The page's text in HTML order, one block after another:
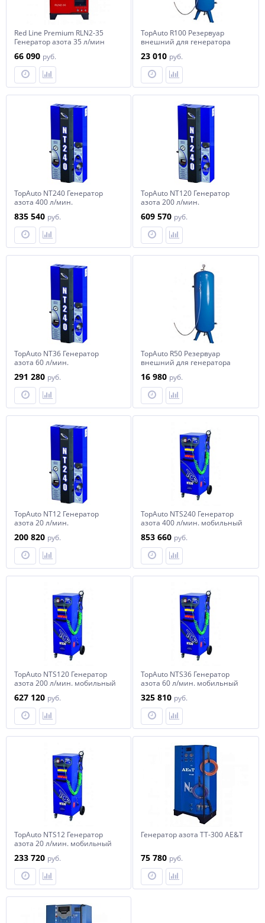
Red Line Premium RLN2-35
Генератор азота 35 л/мин
66 090 руб.
TopAuto R100 Резервуар
внешний для генератора
23 010 руб.
TopAuto NT240 Генератор
азота 400 л/мин.
835 540 руб.
TopAuto NT120 Генератор
азота 200 л/мин.
609 570 руб.
TopAuto NT36 Генератор
азота 60 л/мин.
291 280 руб.
TopAuto R50 Резервуар
внешний для генератора
16 980 руб.
TopAuto NT12 Генератор
азота 20 л/мин.
200 820 руб.
TopAuto NTS240 Генератор
азота 400 л/мин. мобильный
853 660 руб.
TopAuto NTS120 Генератор
азота 200 л/мин. мобильный
627 120 руб.
TopAuto NTS36 Генератор
азота 60 л/мин. мобильный
325 810 руб.
TopAuto NTS12 Генератор
азота 20 л/мин. мобильный
233 720 руб.
Генератор азота ТТ-300 AE&T
75 780 руб.